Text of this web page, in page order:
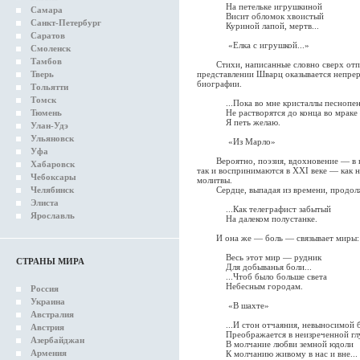
Самара
Санкт-Петербург
Саратов
Смоленск
Тамбов
Тверь
Тольятти
Томск
Тюмень
Улан-Удэ
Ульяновск
Уфа
Хабаровск
Чебоксары
Челябинск
Элиста
Ярославль
СТРАНЫ МИРА
Россия
Украина
Австралия
Австрия
Азербайджан
Армения
На петельке игрушкиной
Висит обломок хвоистый
Куриной лапой, мертв...
«Елка с игрушкой...»
Стихи, написанные словно сверх
представлении Шварц оказывается
биографии.
...Пока во мне кристаллы
Не растворятся до конца во
Я петь желаю.
«Из Марло»
Вероятно, поэзия, вдохновение — в
так и воспринимаются в ХХI веке — как
молитвы.
Сердце, выпадая из времени,
...Как телеграфист забытый
На далеком полустанке.
И она же — боль — связывает миры:
Весь этот мир — рудник
Для добыванья боли...
...Чтоб было больше света
Небесным городам.
«В шахте»
...И стон отчаяния, невыносимой
Преображается в неизреченной
В молчание любви земной юдоли
К молчанию живому в нас и вне...